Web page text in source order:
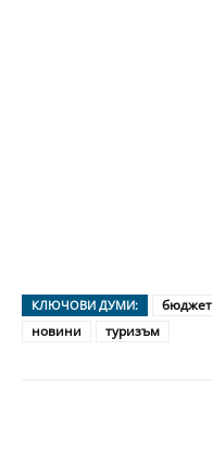
КЛЮЧОВИ ДУМИ: бюджет
новини
туризъм